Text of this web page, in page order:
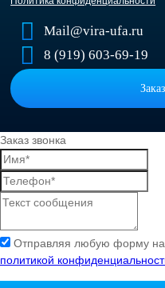
Mail@vira-ufa.ru
8 (919) 603-69-19
Заказ звонка
Отправляя любую форму на
политикой